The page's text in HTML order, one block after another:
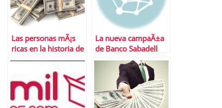
Las personas mÃ¡s
ricas en la historia de
EspaÃ±a
La nueva campaÃ±a
de Banco Sabadell